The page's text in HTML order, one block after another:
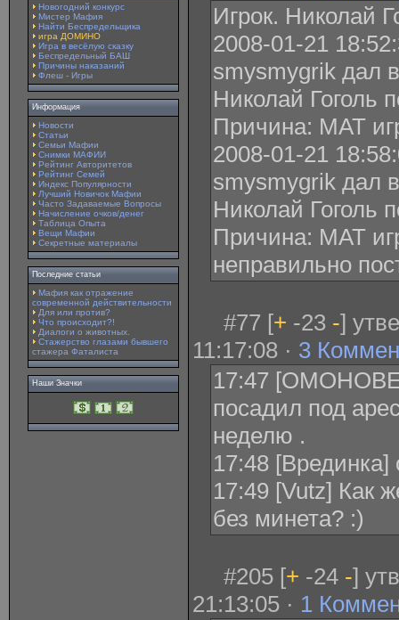
Новогодний конкурс
Мистер Мафия
Найти Беспредельщика
игра ДОМИНО
Игра в весёлую сказку
Беспредельный БАШ
Причины наказаний
Флеш - Игры
Информация
Новости
Статьи
Семьи Мафии
Снимки МАФИИ
Рейтинг Авторитетов
Рейтинг Семей
Индекс Популярности
Лучший Новичок Мафии
Часто Задаваемые Вопросы
Начисление очков/денег
Таблица Опыта
Вещи Мафии
Секретные материалы
Последние статьи
Мафия как отражение
современной действительности
Для или против?
Что происходит?!
Диалоги о животных.
Стажерство глазами бывшего
стажера Фаталиста
Наши Значки
Игрок. Николай
2008-01-21
smysmygrik дал
Николай Гоголь
Причина: МАТ
2008-01-21
smysmygrik дал
Николай Гоголь
Причина: МАТ
неправильно
#77 [+ -23 -]
11:17:08 · 3
17:47
посадил под
неделю .
17:48 [Врединка]
17:49 [Vutz] Как
без минета? :)
#205 [+ -24 -]
21:13:05 · 1